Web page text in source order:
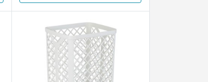
moderným …